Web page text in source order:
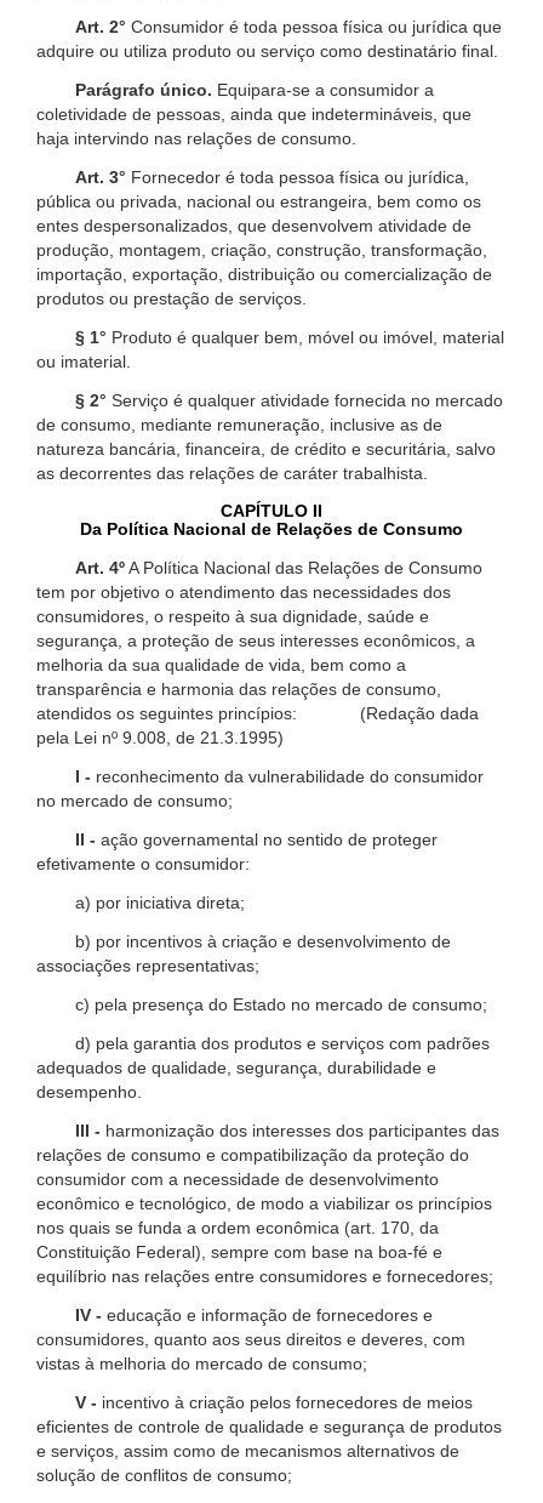
Art. 2° Consumidor é toda pessoa física ou jurídica que
adquire ou utiliza produto ou serviço como destinatário final.
Parágrafo único. Equipara-se a consumidor a
coletividade de pessoas, ainda que indetermináveis, que
haja intervindo nas relações de consumo.
Art. 3° Fornecedor é toda pessoa física ou jurídica,
pública ou privada, nacional ou estrangeira, bem como os
entes despersonalizados, que desenvolvem atividade de
produção, montagem, criação, construção, transformação,
importação, exportação, distribuição ou comercialização de
produtos ou prestação de serviços.
§ 1° Produto é qualquer bem, móvel ou imóvel, material
ou imaterial.
§ 2° Serviço é qualquer atividade fornecida no mercado
de consumo, mediante remuneração, inclusive as de
natureza bancária, financeira, de crédito e securitária, salvo
as decorrentes das relações de caráter trabalhista.
CAPÍTULO II
Da Política Nacional de Relações de Consumo
Art. 4ºA Política Nacional das Relações de Consumo
tem por objetivo o atendimento das necessidades dos
consumidores, o respeito à sua dignidade, saúde e
segurança, a proteção de seus interesses econômicos, a
melhoria da sua qualidade de vida, bem como a
transparência e harmonia das relações de consumo,
atendidos os seguintes princípios: (Redação dada
pela Lei nº 9.008, de 21.3.1995)
I - reconhecimento da vulnerabilidade do consumidor
no mercado de consumo;
II - ação governamental no sentido de proteger
efetivamente o consumidor:
a) por iniciativa direta;
b) por incentivos à criação e desenvolvimento de
associações representativas;
c) pela presença do Estado no mercado de consumo;
d) pela garantia dos produtos e serviços com padrões
adequados de qualidade, segurança, durabilidade e
desempenho.
III - harmonização dos interesses dos participantes das
relações de consumo e compatibilização da proteção do
consumidor com a necessidade de desenvolvimento
econômico e tecnológico, de modo a viabilizar os princípios
nos quais se funda a ordem econômica (art. 170, da
Constituição Federal), sempre com base na boa-fé e
equilíbrio nas relações entre consumidores e fornecedores;
IV - educação e informação de fornecedores e
consumidores, quanto aos seus direitos e deveres, com
vistas à melhoria do mercado de consumo;
V - incentivo à criação pelos fornecedores de meios
eficientes de controle de qualidade e segurança de produtos
e serviços, assim como de mecanismos alternativos de
solução de conflitos de consumo;